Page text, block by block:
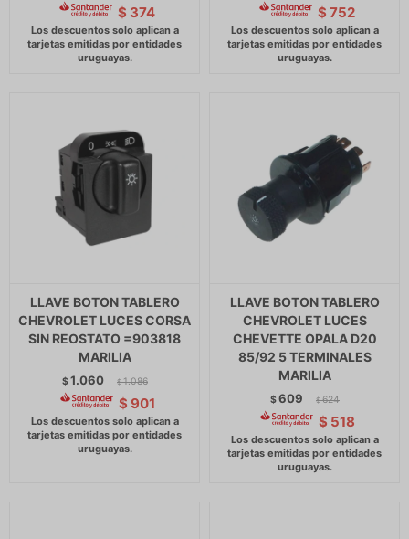
$ 374 $ 752
LLAVE BOTON TABLERO
CHEVROLET LUCES CORSA
SIN REOSTATO =903818
MARILIA
$1.060 $ 1.086
$ 901
LLAVE BOTON TABLERO
CHEVROLET LUCES
CHEVETTE OPALA D20
85/92 5 TERMINALES
MARILIA
$609 $ 624
$ 518